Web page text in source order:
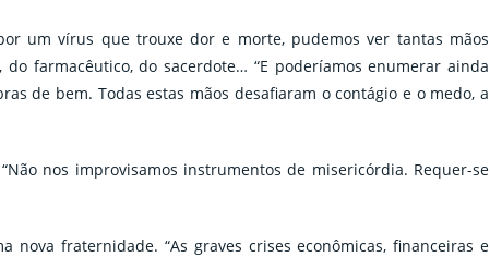
um vírus que trouxe dor e morte, pudemos ver tantas mãos
farmacêutico, do sacerdote… “E poderíamos enumerar ainda
de bem. Todas estas mãos desafiaram o contágio e o medo, a
nos improvisamos instrumentos de misericórdia. Requer-se
nova fraternidade. “As graves crises econômicas, financeiras e